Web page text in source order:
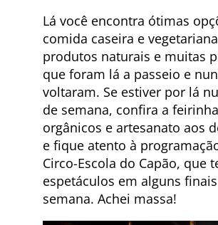
Lá você encontra ótimas
comida caseira e
produtos naturais e muitas
que foram lá a passeio e
voltaram. Se estiver por lá
de semana, confira a
orgânicos e artesanato aos
e fique atento à
Circo-Escola do Capão, que
espetáculos em alguns
semana. Achei massa!